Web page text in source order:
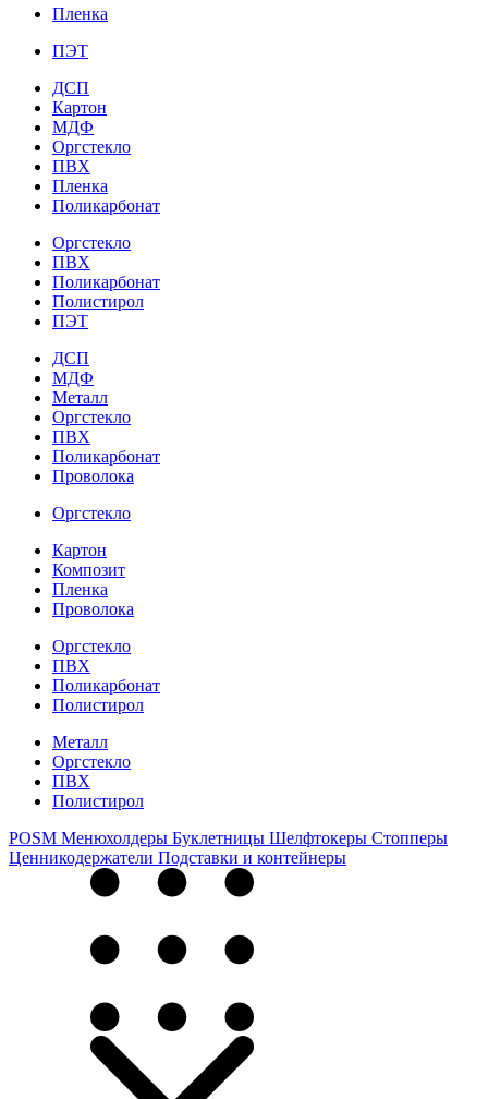
Пленка
ПЭТ
ДСП
Картон
МДФ
Оргстекло
ПВХ
Пленка
Поликарбонат
Оргстекло
ПВХ
Поликарбонат
Полистирол
ПЭТ
ДСП
МДФ
Металл
Оргстекло
ПВХ
Поликарбонат
Проволока
Оргстекло
Картон
Композит
Пленка
Проволока
Оргстекло
ПВХ
Поликарбонат
Полистирол
Металл
Оргстекло
ПВХ
Полистирол
POSM Менюхолдеры Буклетницы Шелфтокеры Стопперы
Ценникодер­жа­те­ли Подставки и контейнеры